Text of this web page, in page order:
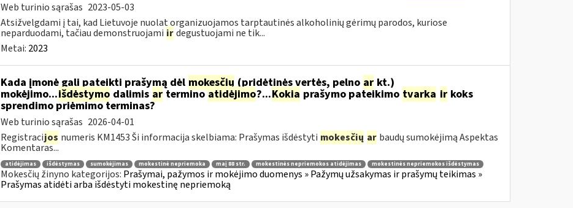
Web turinio sąrašas 2023-05-03
Atsižvelgdami į tai, kad Lietuvoje nuolat organizuojamos tarptautinės alkoholinių gėrimų parodos, kuriose
neparduodami, tačiau demonstruojami ir degustuojami ne tik...
Metai: 2023
Kada įmonė gali pateikti prašymą dėl mokesčių(pridėtinės vertės, pelno arkt.)
mokėjimo...išdėstymo dalimis arterminoatidėjimo?...Kokia prašymo pateikimo tvarka irkoks
sprendimo priėmimo terminas?
Web turinio sąrašas 2026-04-01
Registracijos numeris KM1453 Ši informacija skelbiama: Prašymas išdėstyti mokesčių ar baudų sumokėjimą Aspektas
Komentaras...
atidėjimas išdėstymas sumokėjimas mokestinė nepriemoka maį 88 str. mokestinės nepriemokos atidėjimas mokestinės nepriemokos išdėstymas
Mokesčių žinyno kategorijos: Prašymai, pažymos ir mokėjimo duomenys » Pažymų užsakymas ir prašymų teikimas »
Prašymas atidėti arba išdėstyti mokestinę nepriemoką